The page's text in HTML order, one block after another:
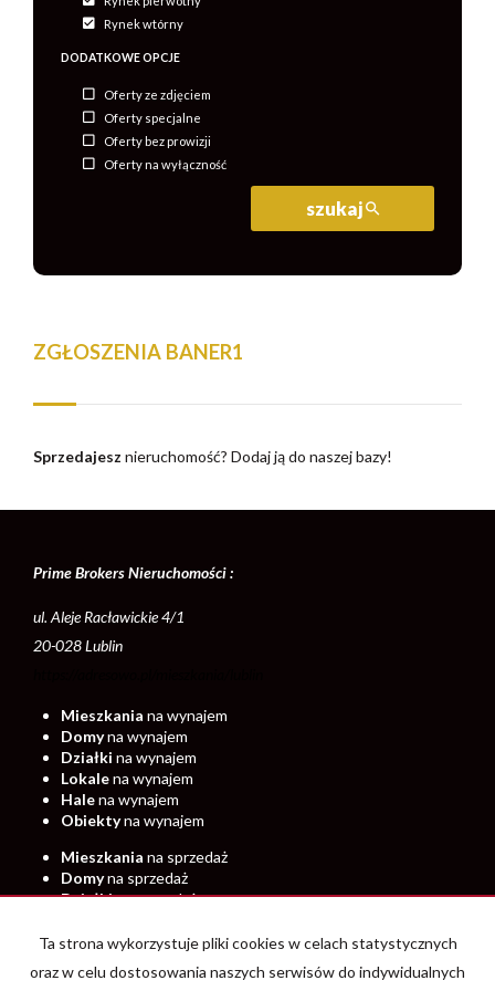
Rynek wtórny
DODATKOWE OPCJE
Oferty ze zdjęciem
Oferty specjalne
Oferty bez prowizji
Oferty na wyłączność
szukaj
ZGŁOSZENIA BANER1
Sprzedajesz nieruchomość? Dodaj ją do naszej bazy!
Prime Brokers Nieruchomości :
ul. Aleje Racławickie 4/1
20-028 Lublin
Mieszkania na wynajem
Domyna wynajem
Działki na wynajem
Lokalena wynajem
Halena wynajem
Obiektyna wynajem
Mieszkania na sprzedaż
Domyna sprzedaż
Działkina sprzedaż
Halena sprzedaż
Ta strona wykorzystuje pliki cookies w celach statystycznych
oraz w celu dostosowania naszych serwisów do indywidualnych